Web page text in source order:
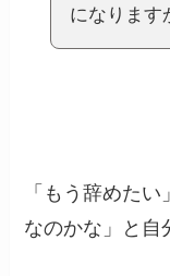
になります
「もう辞めた
なのかな」と自